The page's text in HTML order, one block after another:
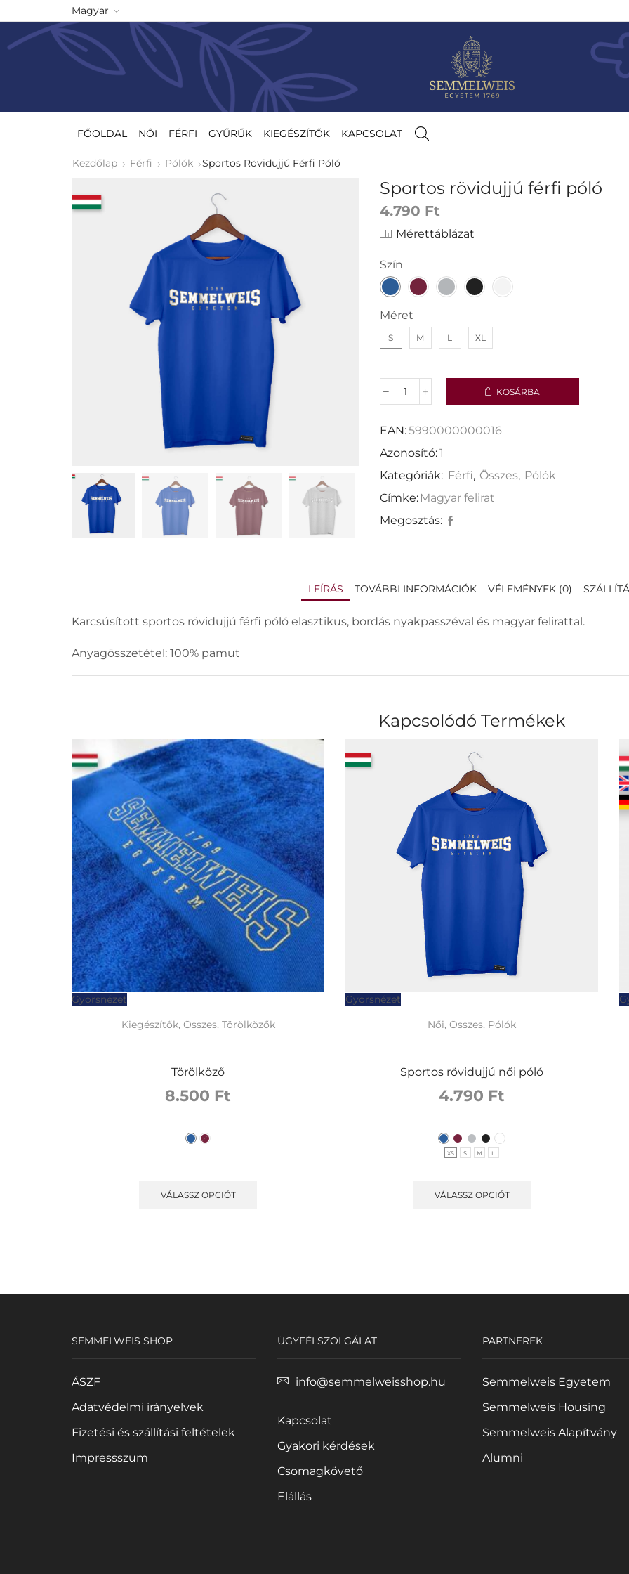
Magyar
FŐOLDAL NŐI FÉRFI GYŰRŰK KIEGÉSZÍTŐK KAPCSOLAT
Kezdőlap Férfi Pólók Sportos Rövidujjú Férfi Póló
Sportos rövidujjú férfi póló
4.790 Ft
Mérettáblázat
Szín
Méret
S M L XL
KOSÁRBA
EAN:5990000000016
Azonosító:1
Kategóriák: Férfi, Összes, Pólók
Címke: Magyar felirat
Megosztás:
LEÍRÁS TOVÁBBI INFORMÁCIÓK VÉLEMÉNYEK (0)
Karcsúsított sportos rövidujjú férfi póló elasztikus, bordás nyakpasszéval és magyar felirattal.
Anyagösszetétel: 100% pamut
Kapcsolódó Termékek
Gyorsnézet
Kiegészítők, Összes, Törölközők
Törölköző
8.500 Ft
VÁLASSZ OPCIÓT
Gyorsnézet
Női, Összes, Pólók
Sportos rövidujjú női póló
4.790 Ft
XS S M L
VÁLASSZ OPCIÓT
SEMMELWEIS SHOP
ÁSZF
Adatvédelmi irányelvek
Fizetési és szállítási feltételek
Impressszum
ÜGYFÉLSZOLGÁLAT
info@semmelweisshop.hu
Kapcsolat
Gyakori kérdések
Csomagkövető
Elállás
PARTNEREK
Semmelweis Egyetem
Semmelweis Housing
Semmelweis Alapítvány
Alumni